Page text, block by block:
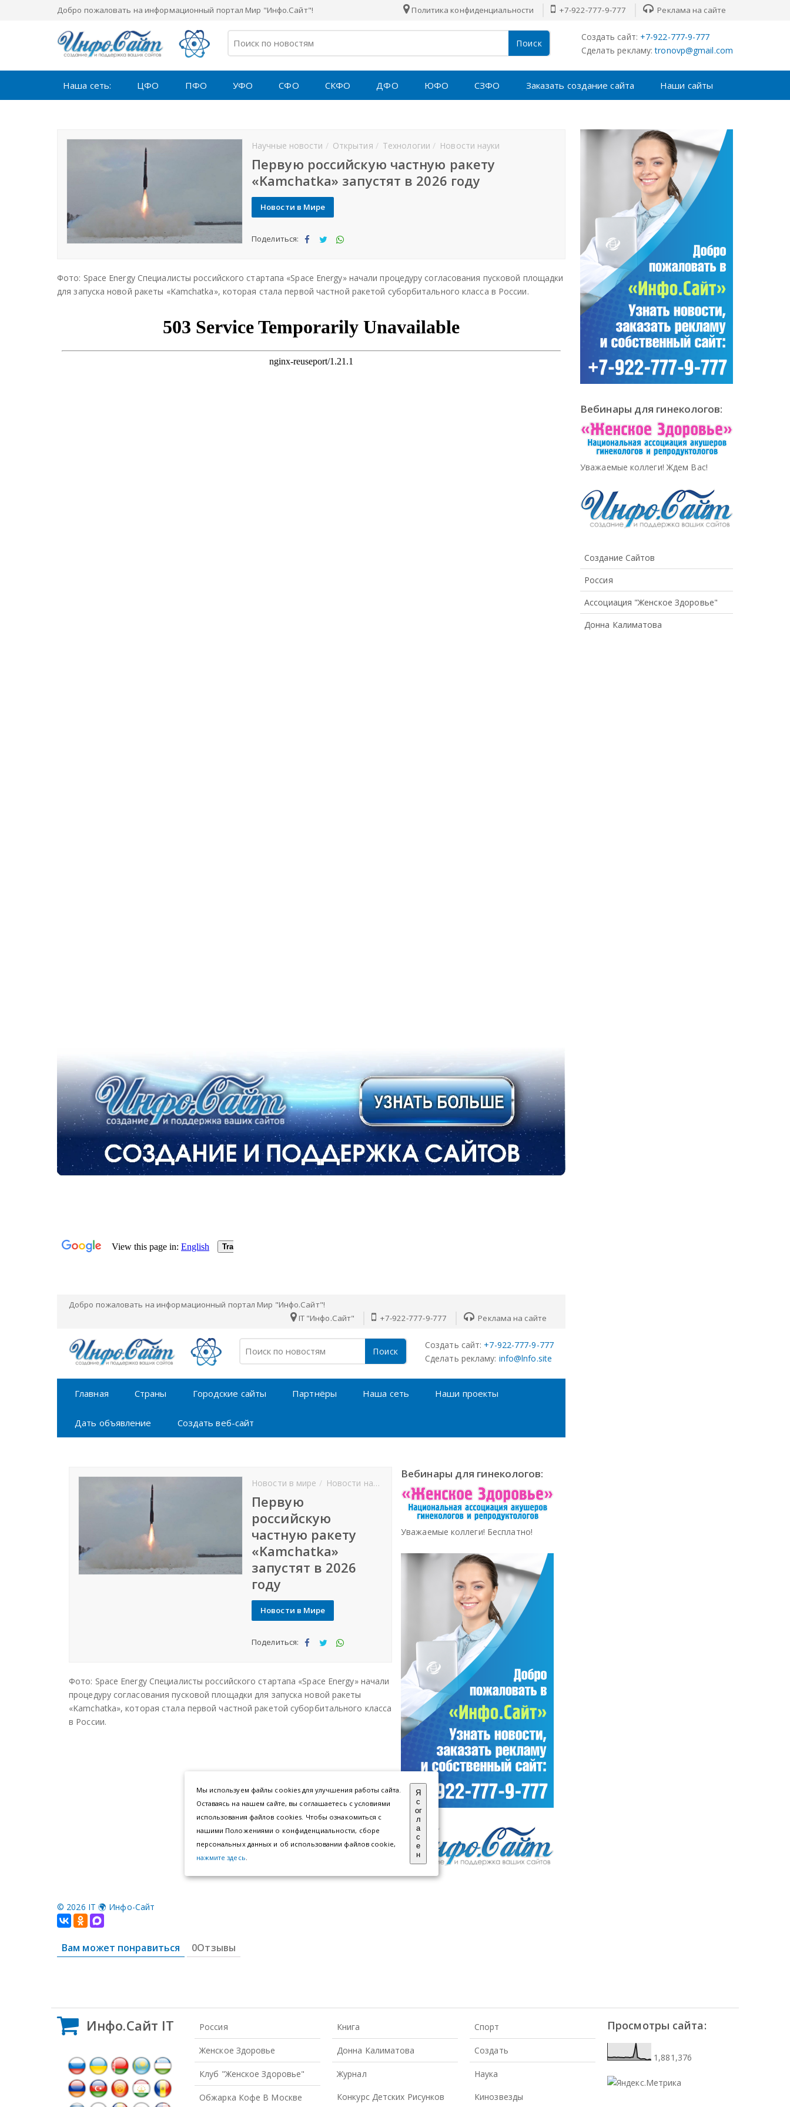
Добро пожаловать на информационный портал Мир "Инфо.Сайт"! Политика конфиденциальности +7-922-777-9-777 Реклама на сайте
Поиск
Создать сайт: +7-922-777-9-777
Сделать рекламу: tronovp@gmail.com
Наша сеть: ЦФО ПФО УФО СФО СКФО ДФО ЮФО СЗФО Заказать создание сайта Наши сайты
Научные новости Открытия Технологии Новости науки
Первую российскую частную ракету
«Kamchatka» запустят в 2026 году
Новости в Мире
Поделиться:
тьс
я
тьс
я
тьс
я
Фото: Space Energy Специалисты российского стартапа «Space Energy» начали процедуру согласования пусковой площадки
для запуска новой ракеты «Kamchatka», которая стала первой частной ракетой суборбитального класса в России.
© 2026 IT 🌍 Инфо-Сайт
Вам может понравиться 0Отзывы
Вебинары для гинекологов:
Уважаемые коллеги! Ждем Вас!
Создание Сайтов
Россия
Ассоциация "Женское Здоровье"
Донна Калиматова
Инфо.Сайт IT Россия
Женское Здоровье
Клуб "Женское Здоровье"
Обжарка Кофе В Москве
Книга
Донна Калиматова
Журнал
Конкурс Детских Рисунков
Спорт
Создать
Наука
Кинозвезды
Просмотры сайта:
1,881,376